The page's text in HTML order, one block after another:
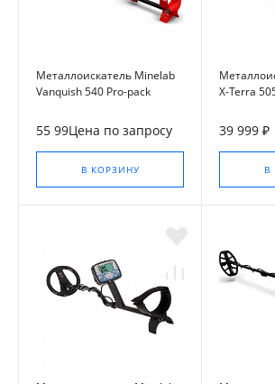
Металлоискатель Minelab
Vanquish 540 Pro-pack
55 99Цена по запросу
В КОРЗИНУ
X-Terra
39 999 ₽
В